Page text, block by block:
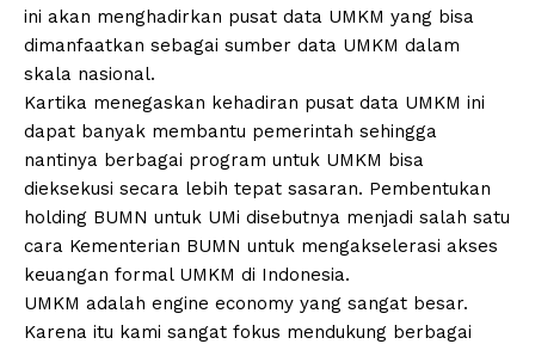
ini akan menghadirkan pusat data UMKM yang bisa
dimanfaatkan sebagai sumber data UMKM dalam
skala nasional.
Kartika menegaskan kehadiran pusat data UMKM ini
dapat banyak membantu pemerintah sehingga
nantinya berbagai program untuk UMKM bisa
dieksekusi secara lebih tepat sasaran. Pembentukan
holding BUMN untuk UMi disebutnya menjadi salah satu
cara Kementerian BUMN untuk mengakselerasi akses
keuangan formal UMKM di Indonesia.
UMKM adalah engine economy yang sangat besar.
Karena itu kami sangat fokus mendukung berbagai